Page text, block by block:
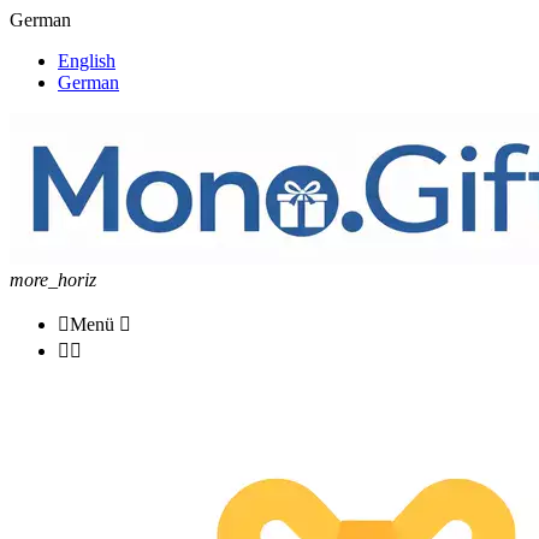
German
English
German
more_horiz
Menü 
 